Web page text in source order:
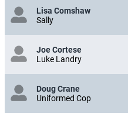
Lisa Comshaw
Sally
Joe Cortese
Luke Landry
Doug Crane
Uniformed Cop